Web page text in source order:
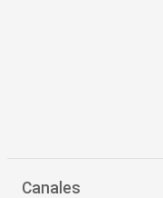
Canales